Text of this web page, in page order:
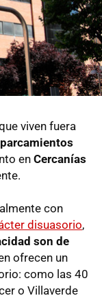
viven fuera
en Cercanías
con
disuasorio,
son de
ofrecen un
como las 40
o Villaverde